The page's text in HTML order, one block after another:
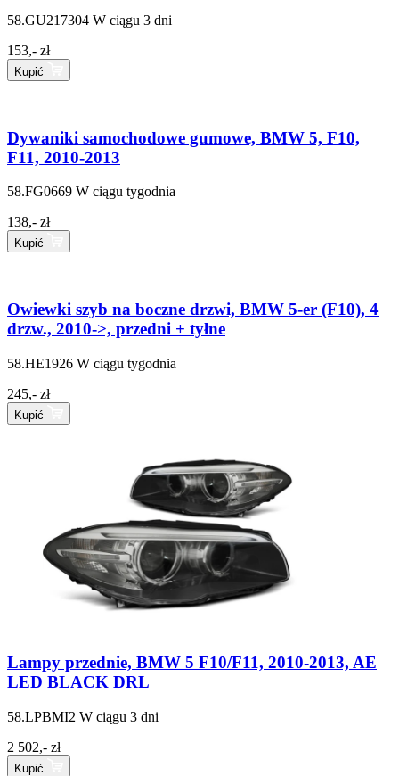
58.GU217304 W ciągu 3 dni
153,- zł
Kupić
Dywaniki samochodowe gumowe, BMW 5, F10,
F11, 2010-2013
58.FG0669 W ciągu tygodnia
138,- zł
Kupić
Owiewki szyb na boczne drzwi, BMW 5-er (F10), 4
drzw., 2010->, przedni + tyłne
58.HE1926 W ciągu tygodnia
245,- zł
Kupić
Lampy przednie, BMW 5 F10/F11, 2010-2013, AE
LED BLACK DRL
58.LPBMI2 W ciągu 3 dni
2 502,- zł
Kupić